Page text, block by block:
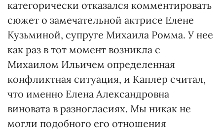
категорически отказался комментировать
сюжет о замечательной актрисе Елене
Кузьминой, супруге Михаила Ромма. У нее
как раз в тот момент возникла с
Михаилом Ильичем определенная
конфликтная ситуация, и Каплер считал,
что именно Елена Александровна
виновата в разногласиях. Мы никак не
могли подобного его отношения